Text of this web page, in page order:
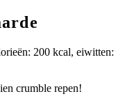
200 kcal,
crumble repen!